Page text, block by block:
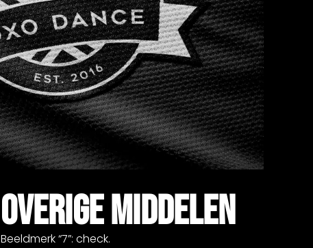
OVERIGE MIDDELEN
Beeldmerk “7”: check.